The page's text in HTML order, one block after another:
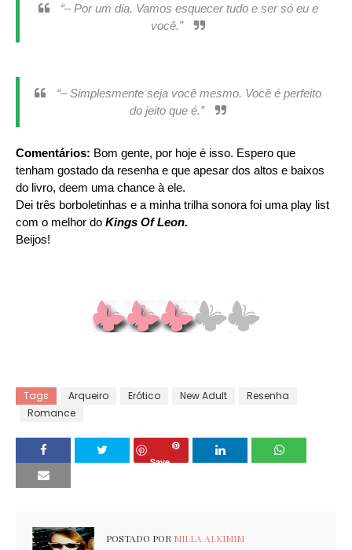
“– Por um dia. Vamos esquecer tudo e ser só eu e
você.”
“– Simplesmente seja você mesmo. Você é perfeito
do jeito que é.”
Comentários: Bom gente, por hoje é isso. Espero que
tenham gostado da resenha e que apesar dos altos e baixos
do livro, deem uma chance à ele.
Dei três borboletinhas e a minha trilha sonora foi uma play list
com o melhor do Kings Of Leon.
Beijos!
Tags Arqueiro Erótico New Adult
Resenha
Romance
Save
POSTADO POR MILLA ALKIMIM